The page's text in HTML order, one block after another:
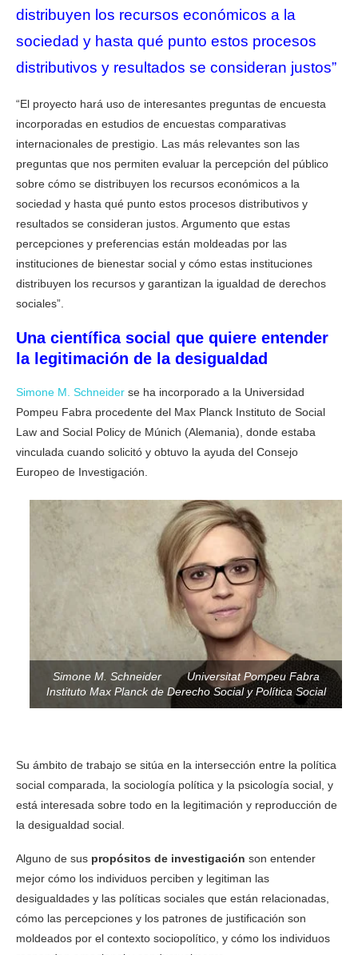
distribuyen los recursos económicos a la
sociedad y hasta qué punto estos procesos
distributivos y resultados se consideran justos”
“El proyecto hará uso de interesantes preguntas de encuesta
incorporadas en estudios de encuestas comparativas
internacionales de prestigio. Las más relevantes son las
preguntas que nos permiten evaluar la percepción del público
sobre cómo se distribuyen los recursos económicos a la
sociedad y hasta qué punto estos procesos distributivos y
resultados se consideran justos. Argumento que estas
percepciones y preferencias están moldeadas por las
instituciones de bienestar social y cómo estas instituciones
distribuyen los recursos y garantizan la igualdad de derechos
sociales”.
Una científica social que quiere entender
la legitimación de la desigualdad
Simone M. Schneider se ha incorporado a la Universidad
Pompeu Fabra procedente del Max Planck Instituto de Social
Law and Social Policy de Múnich (Alemania), donde estaba
vinculada cuando solicitó y obtuvo la ayuda del Consejo
Europeo de Investigación.
Simone M. Schneider Universitat Pompeu Fabra
​Instituto Max Planck de Derecho Social y Política Social
Su ámbito de trabajo se sitúa en la intersección entre la política
social comparada, la sociología política y la psicología social, y
está interesada sobre todo en la legitimación y reproducción de
la desigualdad social.
Alguno de sus propósitos de investigación son entender
mejor cómo los individuos perciben y legitiman las
desigualdades y las políticas sociales que están relacionadas,
cómo las percepciones y los patrones de justificación son
moldeados por el contexto sociopolítico, y cómo los individuos